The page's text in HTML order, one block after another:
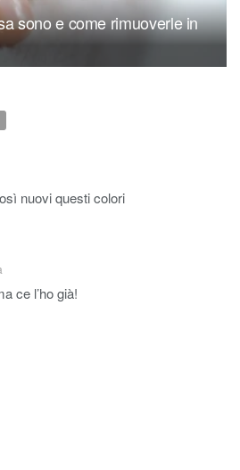
sono e come rimuoverle in
nuovi questi colori
ce l’ho già!